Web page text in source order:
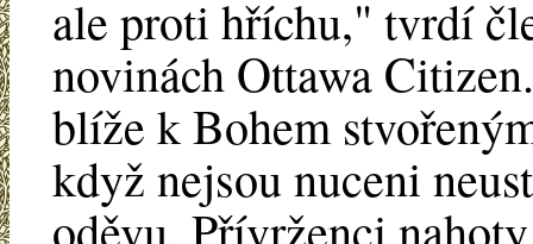
ale proti hříchu," tvrdí
novinách Ottawa
blíže k Bohem
když nejsou nuceni
oděvu. Přívrženci